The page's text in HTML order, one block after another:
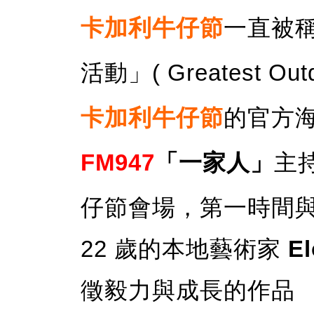
卡加利牛仔節一直被
活動」( Greatest
卡加利牛仔節的官方
FM947 「一家人」 主
仔節會場，第一時間
22 歲的本地藝術家
徵毅力與成長的作品